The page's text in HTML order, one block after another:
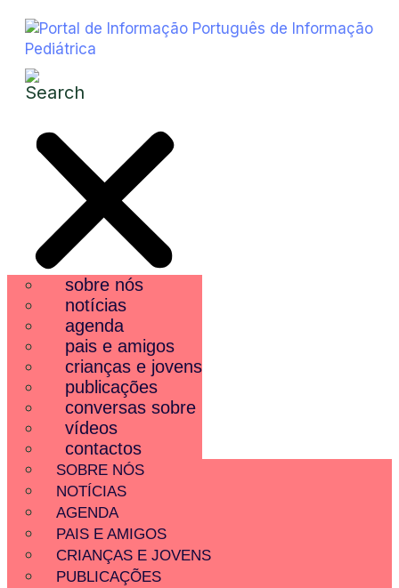
sobre nós
notícias
agenda
pais e amigos
crianças e jovens
publicações
conversas sobre
vídeos
contactos
SOBRE NÓS
NOTÍCIAS
AGENDA
PAIS E AMIGOS
CRIANÇAS E JOVENS
PUBLICAÇÕES